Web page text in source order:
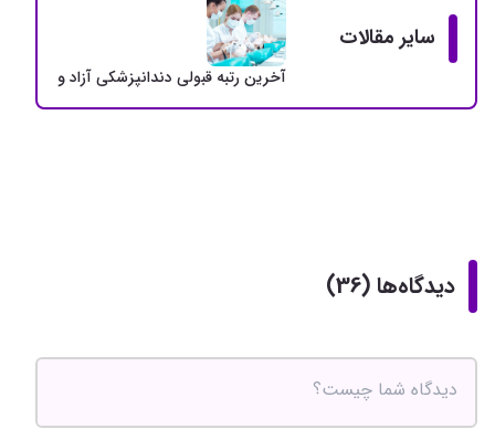
سایر مقالات
آخرین رتبه قبولی دندانپزشکی آزاد و دولتی +
دیدگاه‌ها (36)